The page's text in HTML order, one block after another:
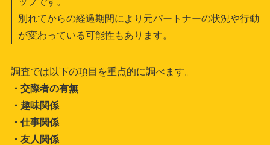
別れてからの経過期間により元パートナーの状況や行動
が変わっている可能性もあります。
調査では以下の項目を重点的に調べます。
・交際者の有無
・趣味関係
・仕事関係
・友人関係